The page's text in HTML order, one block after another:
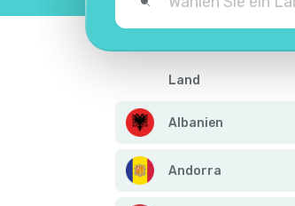
Land
Albanien
Andorra